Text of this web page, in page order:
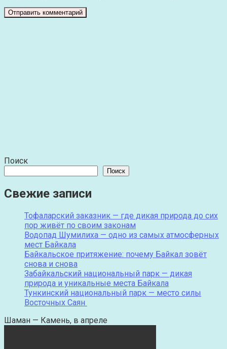
Поиск
Поиск
Свежие записи
Тофаларский заказник — где дикая природа до сих
пор живёт по своим законам
Водопад Шумилиха — одно из самых атмосферных
мест Байкала
Байкальское притяжение: почему Байкал зовёт
снова и снова
Забайкальский национальный парк — дикая
природа и уникальные места Байкала
Тункинский национальный парк — место силы
Восточных Саян
Шаман — Камень, в апреле